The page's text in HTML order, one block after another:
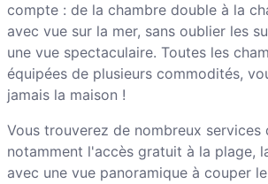
compte : de la chambre double à la
avec vue sur la mer, sans oublier les
une vue spectaculaire. Toutes les
équipées de plusieurs commodités,
jamais la maison !
Vous trouverez de nombreux services
notamment l'accès gratuit à la plage,
avec une vue panoramique à couper